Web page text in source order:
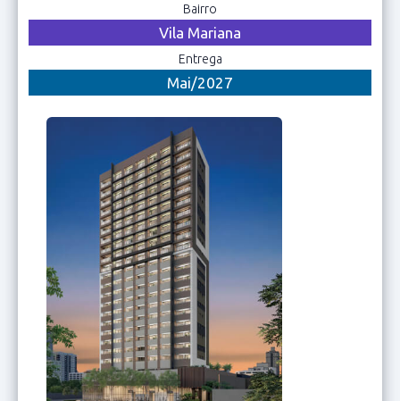
Bairro
Vila Mariana
Entrega
Mai/2027